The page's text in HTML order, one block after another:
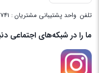
تلفن واحد پشتیبانی مشتریان : 05135092741 - واحد پشتیبانی : 09157153791 - پشتیبانی واحد فنی سایت : 09058048656
ما را در شبکه‌های اجتماعی